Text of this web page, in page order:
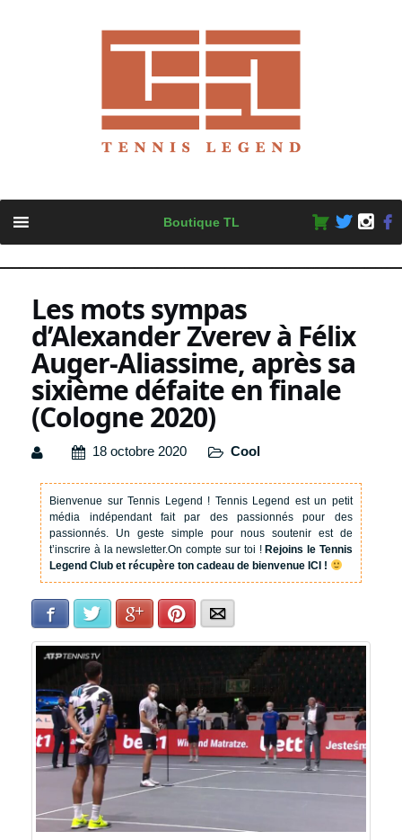
content
Boutique TL
Les mots sympas
d’Alexander Zverev à Félix
Auger-Aliassime, après sa
sixième défaite en finale
(Cologne 2020)
18 octobre 2020 Cool
Bienvenue sur Tennis Legend ! Tennis Legend est un petit
média indépendant fait par des passionnés pour des
passionnés. Un geste simple pour nous soutenir est de
t’inscrire à la newsletter.On compte sur toi !Rejoins le Tennis
Legend Club et récupère ton cadeau de bienvenue ICI !
Facebook Twitter Google+Pinterest